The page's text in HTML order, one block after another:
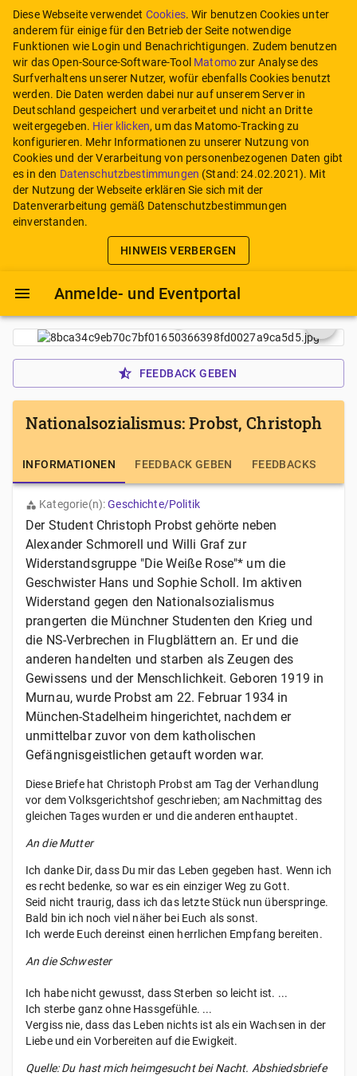
Diese Webseite verwendet Cookies. Wir benutzen Cookies unter
anderem für einige für den Betrieb der Seite notwendige
Funktionen wie Login und Benachrichtigungen. Zudem benutzen
wir das Open-Source-Software-Tool Matomozur Analyse des
Surfverhaltens unserer Nutzer, wofür ebenfalls Cookies benutzt
werden. Die Daten werden dabei nur auf unserem Server in
Deutschland gespeichert und verarbeitet und nicht an Dritte
weitergegeben. Hier klicken, um das Matomo-Tracking zu
konfigurieren. Mehr Informationen zu unserer Nutzung von
Cookies und der Verarbeitung von personenbezogenen Daten gibt
es in den Datenschutzbestimmungen (Stand:24.02.2021). Mit
der Nutzung der Webseite erklären Sie sich mit der
Datenverarbeitung gemäß Datenschutzbestimmungen
einverstanden.
HINWEIS VERBERGEN
Anmelde- und Eventportal
Nationalsozialismus: Probst, Christoph
INFORMATIONEN FEEDBACK GEBEN FEEDBACKS
Kategorie(n): Geschichte/Politik
Der Student Christoph Probst gehörte neben
Alexander Schmorell und Willi Graf zur
Widerstandsgruppe "Die Weiße Rose"* um die
Geschwister Hans und Sophie Scholl. Im aktiven
Widerstand gegen den Nationalsozialismus
prangerten die Münchner Studenten den Krieg und
die NS-Verbrechen in Flugblättern an. Er und die
anderen handelten und starben als Zeugen des
Gewissens und der Menschlichkeit. Geboren 1919 in
Murnau, wurde Probst am 22. Februar 1934 in
München-Stadelheim hingerichtet, nachdem er
unmittelbar zuvor von dem katholischen
Gefängnisgeistlichen getauft worden war.
Diese Briefe hat Christoph Probst am Tag der Verhandlung
vor dem Volksgerichtshof geschrieben; am Nachmittag des
gleichen Tages wurden er und die anderen enthauptet.
An die Mutter
Ich danke Dir, dass Du mir das Leben gegeben hast. Wenn ich
es recht bedenke, so war es ein einziger Weg zu Gott.
Seid nicht traurig, dass ich das letzte Stück nun überspringe.
Bald bin ich noch viel näher bei Euch als sonst.
Ich werde Euch dereinst einen herrlichen Empfang bereiten.
An die Schwester
Ich habe nicht gewusst, dass Sterben so leicht ist. ...
Ich sterbe ganz ohne Hassgefühle. ...
Vergiss nie, dass das Leben nichts ist als ein Wachsen in der
Liebe und ein Vorbereiten auf die Ewigkeit.
Quelle: Du hast mich heimgesucht bei Nacht. Abshiedsbriefe
FEEDBACK GEBEN